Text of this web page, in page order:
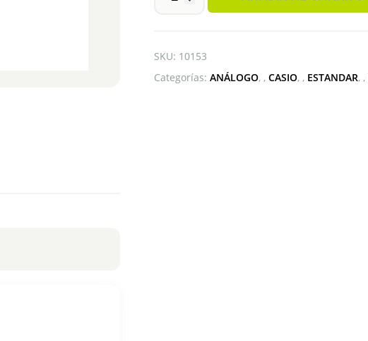
CASIO
cantidad
SKU: 10153
Categorías: ANÁLOGO , CASIO , ESTANDAR ,